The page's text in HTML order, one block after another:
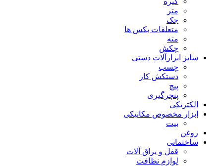
متر
جک
متعلقات بکس ها
مته
چکش
سایز ابزارآلات دستی
چسب
دستکش کار
پیچ
پنچرگیری
الکتریکی
ابزار مخصوص مکانیکی
بیت
روغن
ساختمانی
قفل و یراق آلات
لوازم نظافت